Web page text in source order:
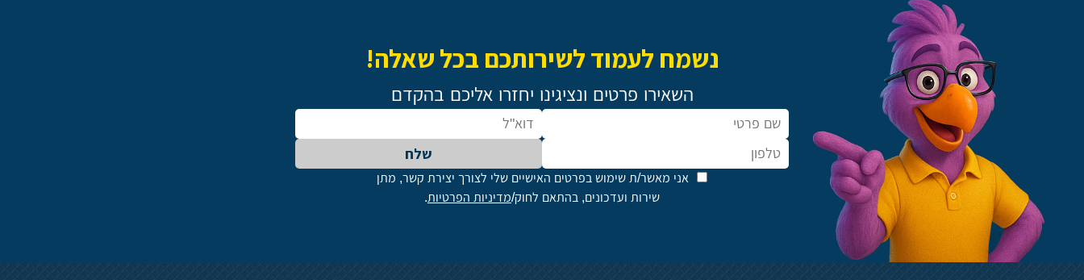
נשמח לעמוד לשירותכם בכל שאלה!
השאירו פרטים ונציגינו יחזרו אליכם בהקדם
שלח
אני מאשר/ת שימוש בפרטים האישיים שלי לצורך יצירת קשר, מתן
שירות ועדכונים, בהתאם לחוק/מדיניות הפרטיות.